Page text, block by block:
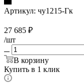
Артикул: чу1215-Гк
27 685 ₽
/шт
В корзину
Купить в 1 клик